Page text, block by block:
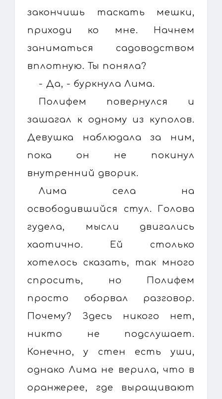
закончишь таскать мешки,
приходи ко мне. Начнем
заниматься садоводством
вплотную. Ты поняла?
- Да, - буркнула Лима.
Полифем повернулся и
зашагал к одному из куполов.
Девушка наблюдала за ним,
пока он не покинул
внутренний дворик.
Лима села на
освободившийся стул. Голова
гудела, мысли двигались
хаотично. Ей столько
хотелось сказать, так много
спросить, но Полифем
просто оборвал разговор.
Почему? Здесь никого нет,
никто не подслушает.
Конечно, у стен есть уши,
однако Лима не верила, что в
оранжерее, где выращивают